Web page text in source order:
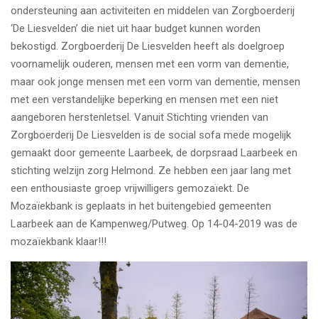
ondersteuning aan activiteiten en middelen van Zorgboerderij
‘De Liesvelden’ die niet uit haar budget kunnen worden
bekostigd. Zorgboerderij De Liesvelden heeft als doelgroep
voornamelijk ouderen, mensen met een vorm van dementie,
maar ook jonge mensen met een vorm van dementie, mensen
met een verstandelijke beperking en mensen met een niet
aangeboren herstenletsel. Vanuit Stichting vrienden van
Zorgboerderij De Liesvelden is de social sofa mede mogelijk
gemaakt door gemeente Laarbeek, de dorpsraad Laarbeek en
stichting welzijn zorg Helmond. Ze hebben een jaar lang met
een enthousiaste groep vrijwilligers gemozaïekt. De
Mozaïekbank is geplaats in het buitengebied gemeenten
Laarbeek aan de Kampenweg/Putweg. Op 14-04-2019 was de
mozaïekbank klaar!!!